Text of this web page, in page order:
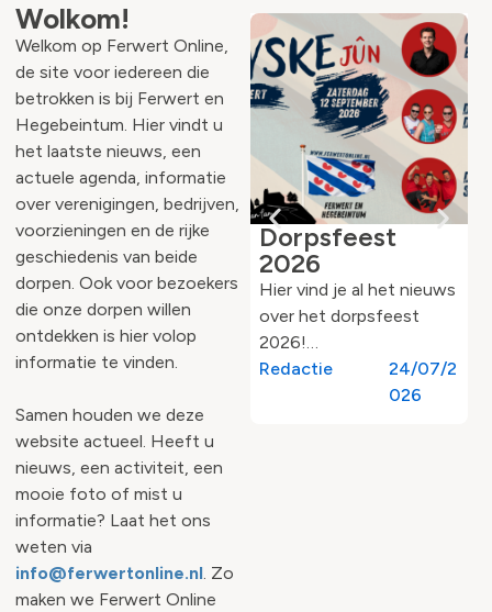
Wolkom!
Welkom op Ferwert Online,
de site voor iedereen die
betrokken is bij Ferwert en
Hegebeintum. Hier vindt u
het laatste nieuws, een
actuele agenda, informatie
over verenigingen, bedrijven,
voorzieningen en de rijke
geschiedenis van beide
dorpen. Ook voor bezoekers
die onze dorpen willen
ontdekken is hier volop
informatie te vinden.
Samen houden we deze
website actueel. Heeft u
nieuws, een activiteit, een
mooie foto of mist u
informatie? Laat het ons
weten via
info@ferwertonline.nl. Zo
maken we Ferwert Online
Dorpsfeest
2026
Hier vind je al het nieuws
over het dorpsfeest
2026!…
Redactie
24/07/2
026